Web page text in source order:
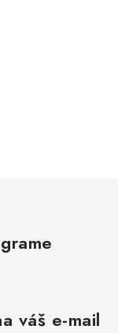
váš e-mail